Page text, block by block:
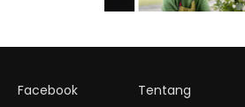
Facebook
Tentang